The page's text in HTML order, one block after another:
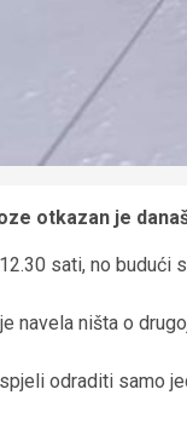
otkazan je
sati, no
navela ništa o
odraditi samo